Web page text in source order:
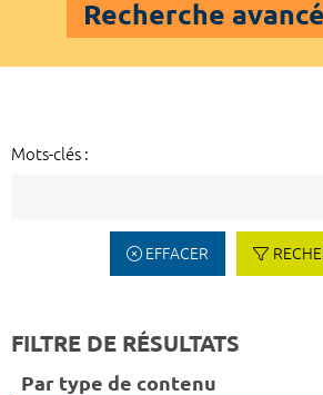
Recherche
Mots-clés :
EFFACER
FILTRE DE RÉSULTATS
Par type de contenu